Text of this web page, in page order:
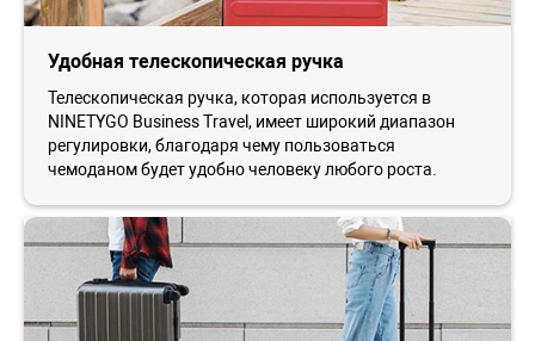
Удобная телескопическая ручка
Телескопическая ручка, которая используется в
NINETYGO Business Travel, имеет широкий диапазон
регулировки, благодаря чему пользоваться
чемоданом будет удобно человеку любого роста.